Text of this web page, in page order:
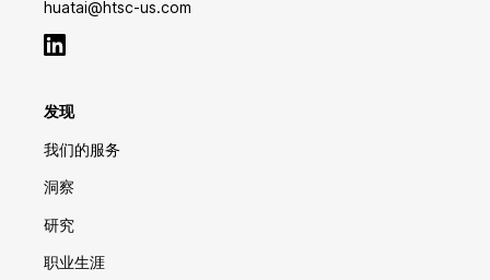
huatai@htsc-us.com
发现
我们的服务
洞察
研究
职业生涯